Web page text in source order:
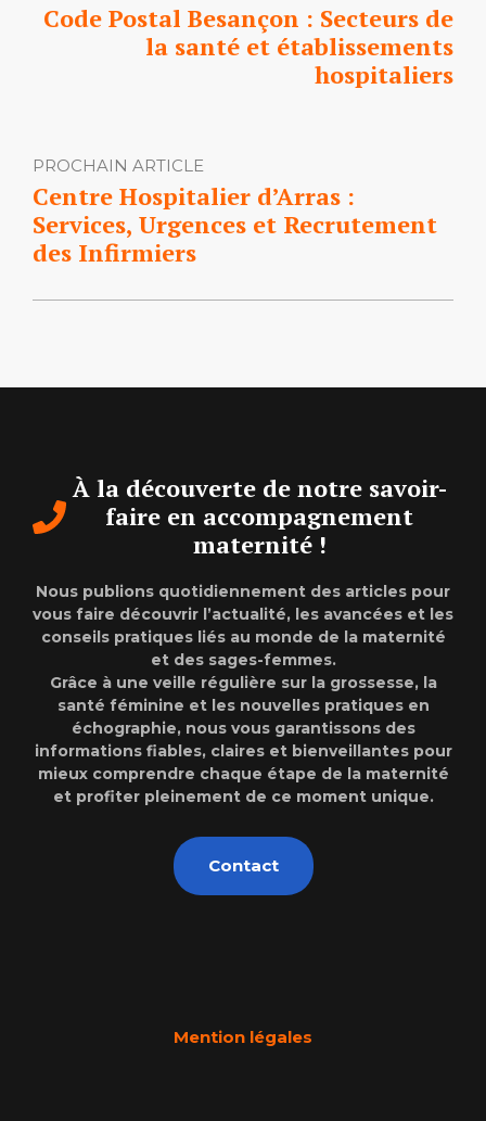
Code Postal Besançon : Secteurs de
la santé et établissements
hospitaliers
PROCHAIN ARTICLE
Centre Hospitalier d’Arras :
Services, Urgences et Recrutement
des Infirmiers
À la découverte de notre savoir-
faire en accompagnement
maternité !
Nous publions quotidiennement des articles pour
vous faire découvrir l’actualité, les avancées et les
conseils pratiques liés au monde de la maternité
et des sages-femmes.
Grâce à une veille régulière sur la grossesse, la
santé féminine et les nouvelles pratiques en
échographie, nous vous garantissons des
informations fiables, claires et bienveillantes pour
mieux comprendre chaque étape de la maternité
et profiter pleinement de ce moment unique.
Contact
Mention légales